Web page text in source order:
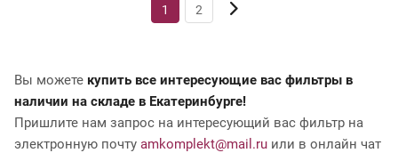
1 2
Вы можете купить все интересующие вас фильтры в
наличии на складе в Екатеринбурге!
Пришлите нам запрос на интересующий вас фильтр на
электронную почту amkomplekt@mail.ru или в онлайн чат